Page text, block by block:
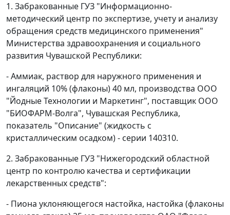
1. Забракованные ГУЗ "Информационно-
методический центр по экспертизе, учету и анализу
обращения средств медицинского применения"
Министерства здравоохранения и социального
развития Чувашской Республики:
- Аммиак, раствор для наружного применения и
ингаляций 10% (флаконы) 40 мл, производства ООО
"Йодные Технологии и Маркетинг", поставщик ООО
"БИОФАРМ-Волга", Чувашская Республика,
показатель "Описание" (жидкость с
кристаллическим осадком) - серии 140310.
2. Забракованные ГУЗ "Нижегородский областной
центр по контролю качества и сертификации
лекарственных средств":
- Пиона уклоняющегося настойка, настойка (флаконы